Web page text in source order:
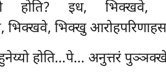
होति? इध,
भिक्खु
होति…पे… अनुत्तरं